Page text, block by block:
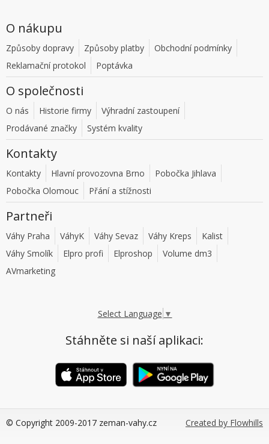
O nákupu
Způsoby dopravy Způsoby platby
Obchodní podmínky
Reklamační protokol
Poptávka
O společnosti
O nás Historie firmy
Výhradní zastoupení
Prodávané značky
Systém kvality
Kontakty
Kontakty Hlavní provozovna Brno
Pobočka Jihlava
Pobočka Olomouc
Přání a stížnosti
Partneři
Váhy Praha VáhyK Váhy Sevaz Váhy Kreps
Kalist
Váhy Smolík
Elpro profi Elproshop
Volume dm3
AVmarketing
Select Language ▼
Stáhněte si naší aplikaci:
© Copyright 2009-2017 zeman-vahy.cz Created by Flowhills